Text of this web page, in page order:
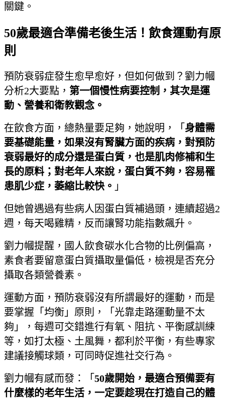
關鍵。
50歲最適合準備老後生活！飲食運動有原
則
預防衰弱症發生愈早愈好，但如何做到？劉力幗
分析2大要點， 第一個慢性病要控制，其次是運
動、營養和衛教觀念。
在飲食方面，總熱量要足夠，她說明，「 身體需
要基礎能量，如果沒有腎臟方面的疾病，對預防
衰弱最好的成分還是蛋白質，也是肌肉修補和生
長的原料；對老年人來說，蛋白質不夠，容易罹
患肌少症，萎縮比較快。 」
但她曾遇過有些病人因蛋白質補過頭，連續超過2
週，每天喝雞精，反而讓腎功能指數飆升。
劉力幗提醒，國人飲食碳水化合物的比例偏高，
素食者要留意蛋白質攝取量偏低，檢視是否充分
攝取各類營養素。
運動方面，預防衰弱沒有所謂最好的運動，而是
要掌握「均衡」原則，「光靠走路運動量不太
夠」，每週可交錯進行有氧、阻抗、平衡感訓練
等，如打太極、土風舞，都利於平衡，有些專家
建議接觸球類，可同時促進社交行為。
劉力幗有感而發：「 50歲開始，最適合預備要有
什麼樣的老年生活，一定要趁現在打造自己的體